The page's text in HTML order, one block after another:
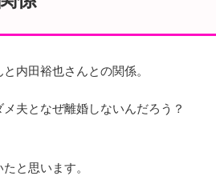
内田裕也さんとの関係。
夫となぜ離婚しないんだろう？
と思います。